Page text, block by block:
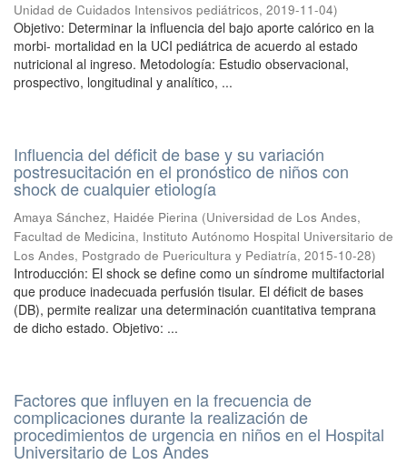
Unidad de Cuidados Intensivos pediátricos, 2019-11-04)
Objetivo: Determinar la influencia del bajo aporte calórico en la
morbi- mortalidad en la UCI pediátrica de acuerdo al estado
nutricional al ingreso. Metodología: Estudio observacional,
prospectivo, longitudinal y analítico, ...
Influencia del déficit de base y su variación
postresucitación en el pronóstico de niños con
shock de cualquier etiología
Amaya Sánchez, Haidée Pierina (Universidad de Los Andes,
Facultad de Medicina, Instituto Autónomo Hospital Universitario de
Los Andes, Postgrado de Puericultura y Pediatría, 2015-10-28)
Introducción: El shock se define como un síndrome multifactorial
que produce inadecuada perfusión tisular. El déficit de bases
(DB), permite realizar una determinación cuantitativa temprana
de dicho estado. Objetivo: ...
Factores que influyen en la frecuencia de
complicaciones durante la realización de
procedimientos de urgencia en niños en el Hospital
Universitario de Los Andes